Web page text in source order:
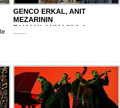
GENCO ERKAL, ANIT
MEZARININ
TAMAMLANMASIYLA
VEFATININ İKİ..
........